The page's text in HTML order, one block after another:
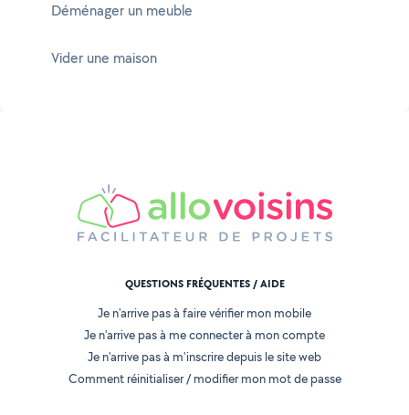
Déménager un meuble
Vider une maison
QUESTIONS FRÉQUENTES / AIDE
Je n'arrive pas à faire vérifier mon mobile
Je n'arrive pas à me connecter à mon compte
Je n'arrive pas à m'inscrire depuis le site web
Comment réinitialiser / modifier mon mot de passe